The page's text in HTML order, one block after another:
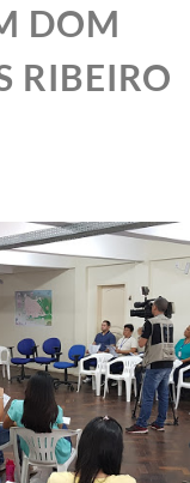
DOM
RIBEIRO